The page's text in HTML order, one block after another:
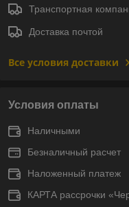
Транспортная
Доставка почтой
Все условия доставки
Условия оплаты
Наличными
Безналичный расчет
Наложенный платеж
КАРТА рассрочки